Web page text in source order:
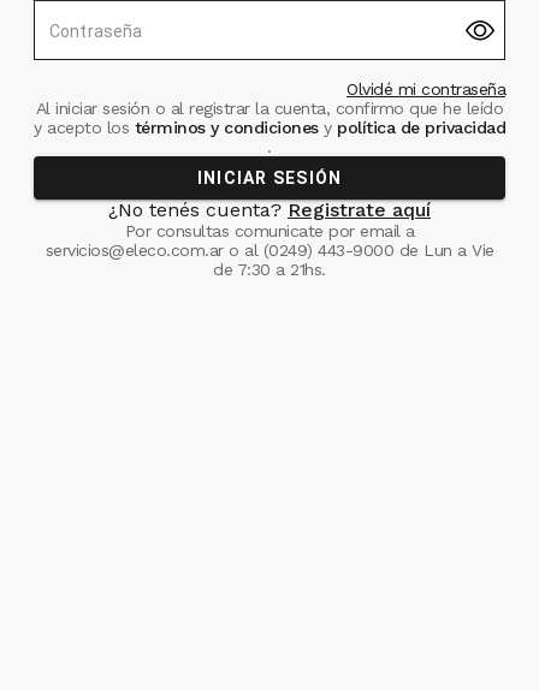
Contraseña
Olvidé mi contraseña
Al iniciar sesión o al registrar la cuenta, confirmo que he leído
y acepto los términos y condiciones ypolítica de privacidad
.
INICIAR SESIÓN
¿No tenés cuenta? Registrate aquí
Por consultas comunicate por email a
servicios@eleco.com.aro al (0249) 443-9000 de Lun a Vie
de 7:30 a 21hs.